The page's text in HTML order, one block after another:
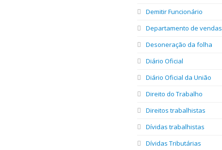
Demitir Funcionário
Departamento de vendas
Desoneração da folha
Diário Oficial
Diário Oficial da União
Direito do Trabalho
Direitos trabalhistas
Dívidas trabalhistas
Dívidas Tributárias